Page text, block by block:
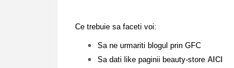
Ce trebuie sa faceti voi:
Sa ne urmariti blogul prin GFC
Sa dati like paginii beauty-store AICI